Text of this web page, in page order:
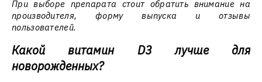
При выборе препарата стоит обратить внимание на
производителя, форму выпуска и отзывы
пользователей.
Какой витамин D3 лучше для
новорожденных?